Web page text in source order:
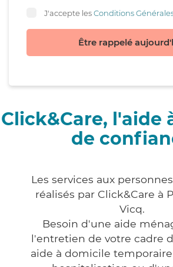
J'accepte lesConditions
Être rappelé
Click&Care, l'aide
de
Les services aux
réalisés par Click&Care à
Vicq.
Besoin d'une aide
l'entretien de votre cadre
aide à domicile